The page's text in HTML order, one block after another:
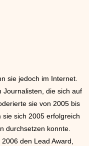
sie jedoch im Internet.
Journalisten, die sich auf
sie von 2005 bis
sie sich 2005 erfolgreich
durchsetzen konnte.
den Lead Award,